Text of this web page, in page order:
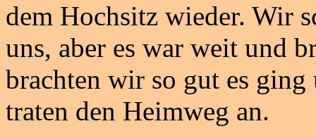
dem Hochsitz wieder. Wir
uns, aber es war weit und
brachten wir so gut es
traten den Heimweg an.